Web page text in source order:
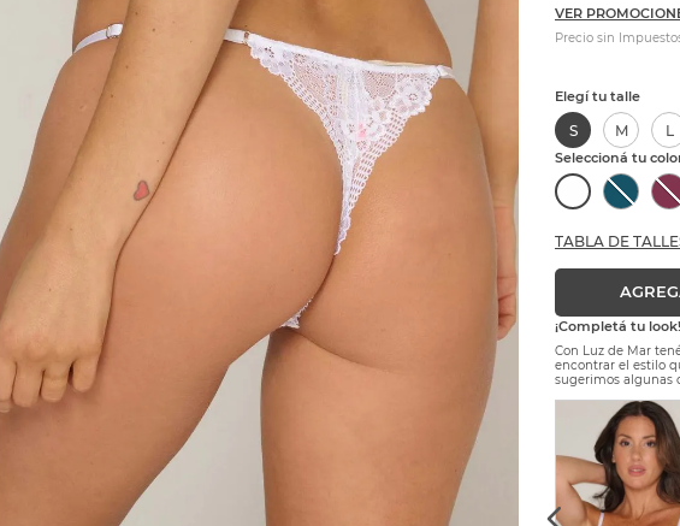
VER
Precio sin
S M L
TABLA DE
¡Completá tu look!
Con Luz de Mar
encontrar el estilo
sugerimos algunas
Precio sin Impuestos Nacionales:$ 26.446,28